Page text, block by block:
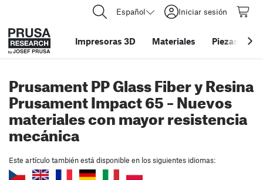
Español Iniciar sesión
Impresoras 3D Materiales Piezas y
Prusament PP Glass Fiber y Resina
Prusament Impact 65 – Nuevos
materiales con mayor resistencia
mecánica
Este artículo también está disponible en los siguientes idiomas: